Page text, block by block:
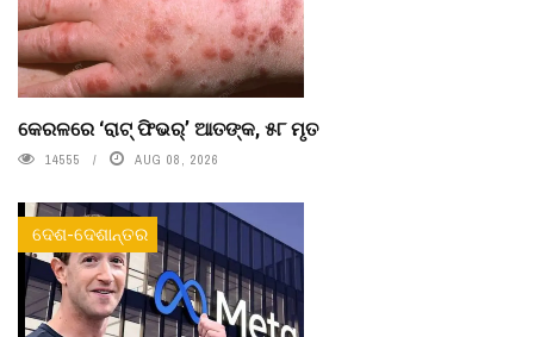
କେରଳରେ ‘ରାଟ୍ ଫିଭର୍’ ଆତଙ୍କ, ୫୮ ମୃତ
14555 AUG 08, 2026
ଦେଶ-ଦେଶାନ୍ତର